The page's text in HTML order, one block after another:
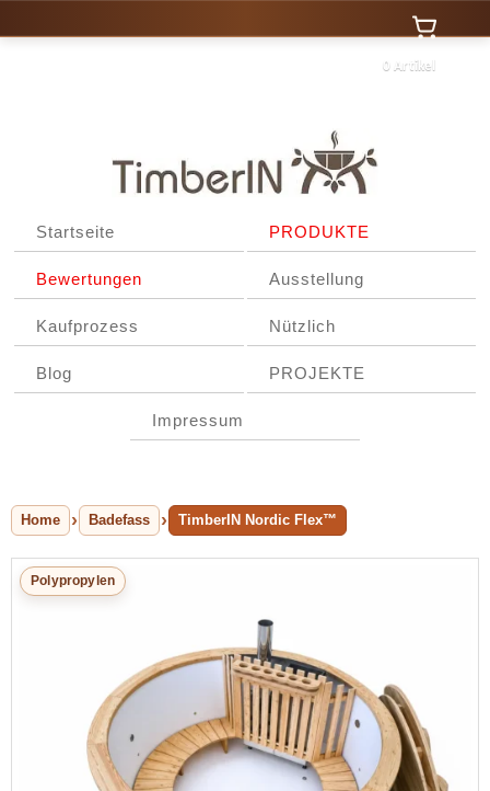
0 Artikel
Startseite PRODUKTE
Bewertungen Ausstellung
Kaufprozess Nützlich
Blog PROJEKTE
Impressum
Home Badefass TimberIN Nordic Flex™
Polypropylen